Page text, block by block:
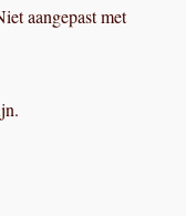
aangepast met